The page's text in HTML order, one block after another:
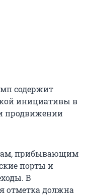
содержит
инициативы в
продвижении
прибывающим
порты и
В
отметка должна